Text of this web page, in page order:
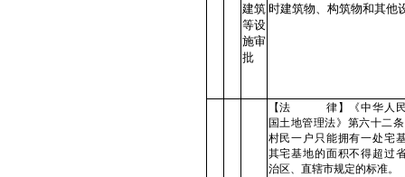
建筑
等设
施审
批
时建筑物、构筑物和其他
【法 律】《中华人民
国土地管理法》第六十二
村民一户只能拥有一处宅
其宅基地的面积不得超过
治区、直辖市规定的标准。